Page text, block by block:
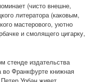
(чисто внешне,
литератора (каковым,
мастерового, уютно
и смолящего цигарку,
стенде издательства
Франкфурте книжная